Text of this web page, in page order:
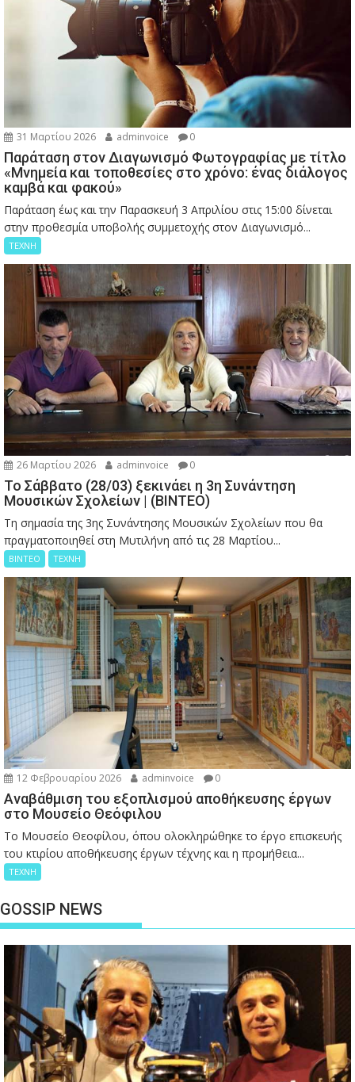
31 Μαρτίου 2026 adminvoice 0
Παράταση στον Διαγωνισμό Φωτογραφίας με τίτλο
«Μνημεία και τοποθεσίες στο χρόνο: ένας διάλογος
καμβά και φακού»
Παράταση έως και την Παρασκευή 3 Απριλίου στις 15:00 δίνεται
στην προθεσμία υποβολής συμμετοχής στον Διαγωνισμό...
ΤΕΧΝΗ
26 Μαρτίου 2026 adminvoice 0
Το Σάββατο (28/03) ξεκινάει η 3η Συνάντηση
Μουσικών Σχολείων | (ΒΙΝΤΕΟ)
Τη σημασία της 3ης Συνάντησης Μουσικών Σχολείων που θα
πραγματοποιηθεί στη Μυτιλήνη από τις 28 Μαρτίου...
ΒΙΝΤΕΟ ΤΕΧΝΗ
12 Φεβρουαρίου 2026 adminvoice 0
Αναβάθμιση του εξοπλισμού αποθήκευσης έργων
στο Μουσείο Θεόφιλου
Το Μουσείο Θεοφίλου, όπου ολοκληρώθηκε το έργο επισκευής
του κτιρίου αποθήκευσης έργων τέχνης και η προμήθεια...
ΤΕΧΝΗ
GOSSIP NEWS